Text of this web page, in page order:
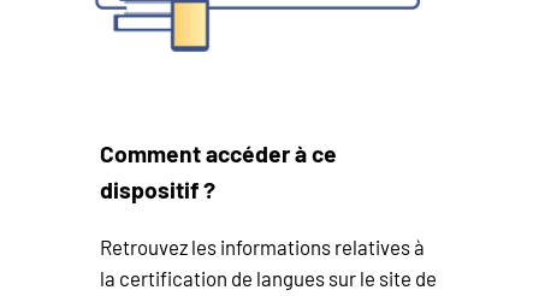
Comment accéder à ce
dispositif ?
Retrouvez les informations relatives à
la certification de langues sur le site de